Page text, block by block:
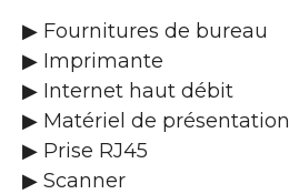
▶ Fournitures de bureau
▶ Imprimante
▶ Internet haut débit
▶ Matériel de présentation
▶ Prise RJ45
▶ Scanner